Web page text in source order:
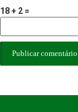
18 + 2 =